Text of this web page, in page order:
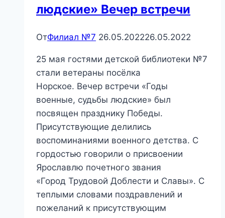
людские» Вечер встречи
ОтФилиал №7 26.05.202226.05.2022
25 мая гостями детской библиотеки №7
стали ветераны посёлка
Норское. Вечер встречи «Годы
военные, судьбы людские» был
посвящен празднику Победы.
Присутствующие делились
воспоминаниями военного детства. С
гордостью говорили о присвоении
Ярославлю почетного звания
«Город Трудовой Доблести и Славы». С
теплыми словами поздравлений и
пожеланий к присутствующим